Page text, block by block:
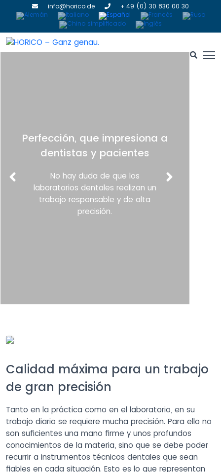
info@horico.de + 49 (0) 30 830 00 30
Perfección, que impresiona a
dentistas y pacientes
No hay duda de que los
laboratorios dentales realizan un
trabajo responsable y de alta
precisión.
Calidad máxima para un trabajo
de gran precisión
Tanto en la práctica como en el laboratorio, en su
trabajo diario se requiere mucha precisión. Para ello no
son suficientes una mano firme y unos profundos
conocimientos de la materia, sino que se debe poder
recurrir a instrumentos técnicos dentales que sean
fiables en cada situación. Esto es lo que representan